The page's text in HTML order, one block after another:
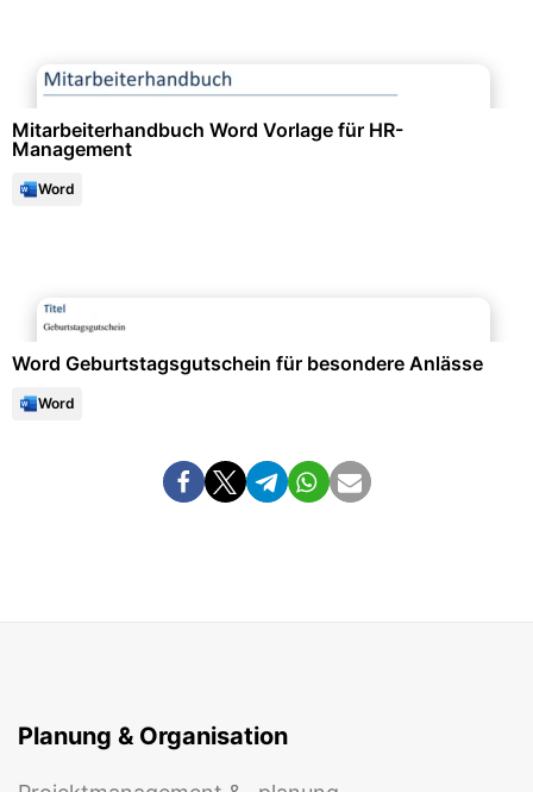
Mitarbeiterhandbuch Word Vorlage für HR-
Management
Word
Word Geburtstagsgutschein für besondere Anlässe
Word
Planung & Organisation